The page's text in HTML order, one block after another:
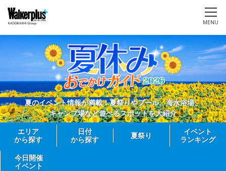
MENU
夏のイベント情報が満載！夏祭りやプール、海水浴場、
キャンプ場など遊べるスポットを大紹介
エリア
から探す
日付
から探す
夏祭り
イベント
ランキング
今日開催
イベント